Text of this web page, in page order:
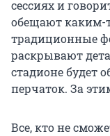
сессиях и
обещают каким-
традиционные
раскрывают
стадионе будет
перчаток. За
Все, кто не